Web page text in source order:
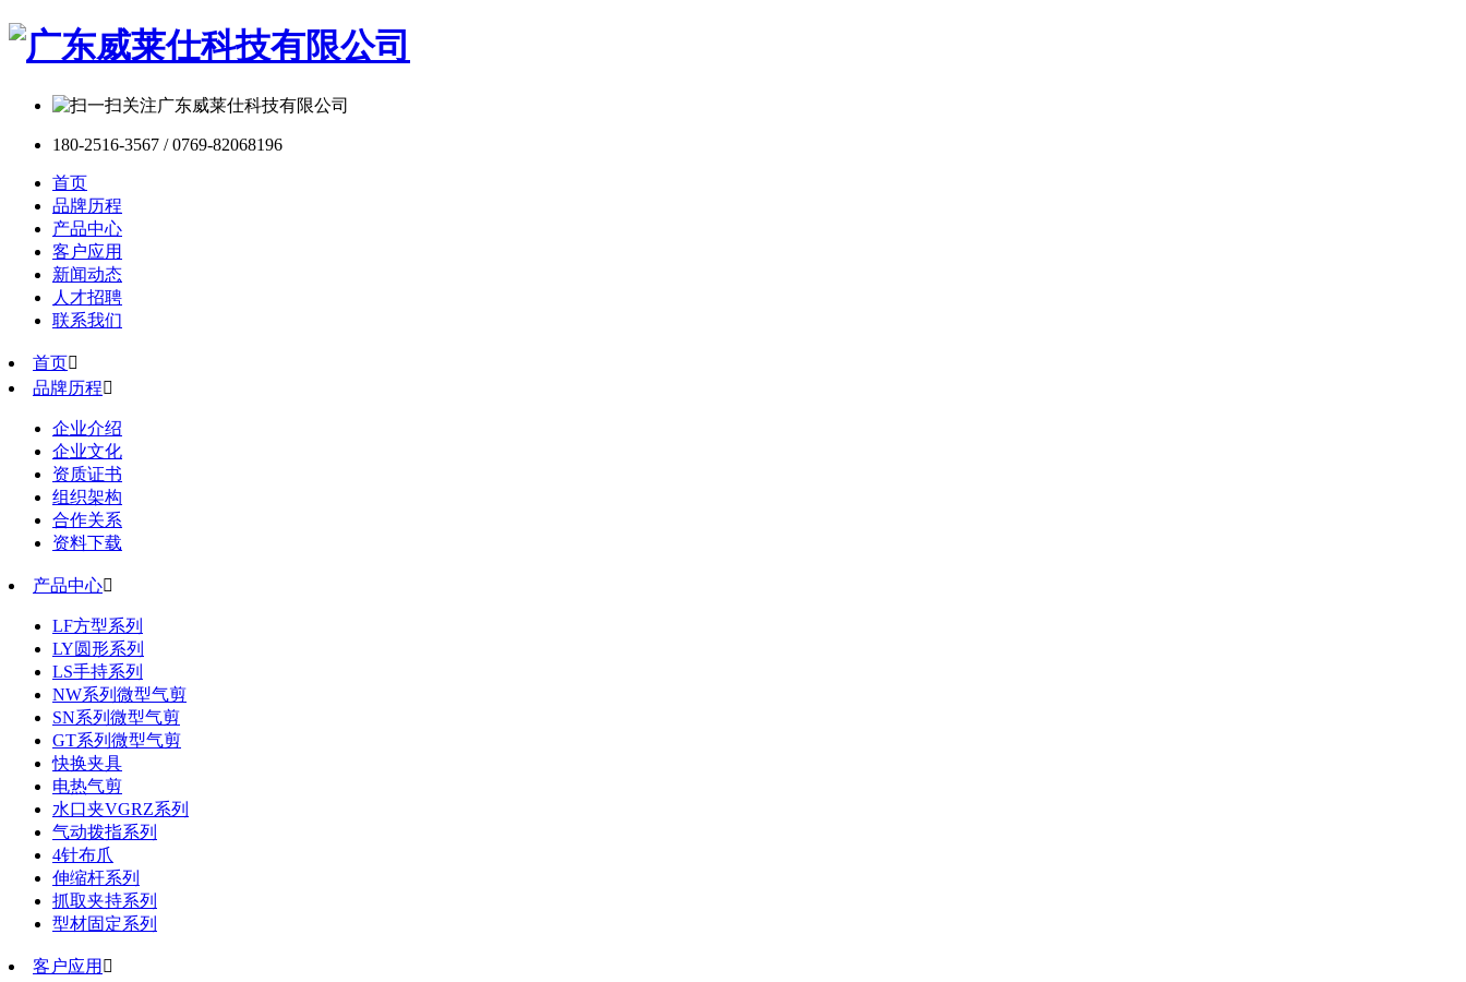
180-2516-3567 / 0769-82068196
首页
品牌历程
产品中心
客户应用
新闻动态
人才招聘
联系我们
首页
品牌历程
企业介绍
企业文化
资质证书
组织架构
合作关系
资料下载
产品中心
LF方型系列
LY圆形系列
LS手持系列
NW系列微型气剪
SN系列微型气剪
GT系列微型气剪
快换夹具
电热气剪
水口夹VGRZ系列
气动拨指系列
4针布爪
伸缩杆系列
抓取夹持系列
型材固定系列
客户应用 